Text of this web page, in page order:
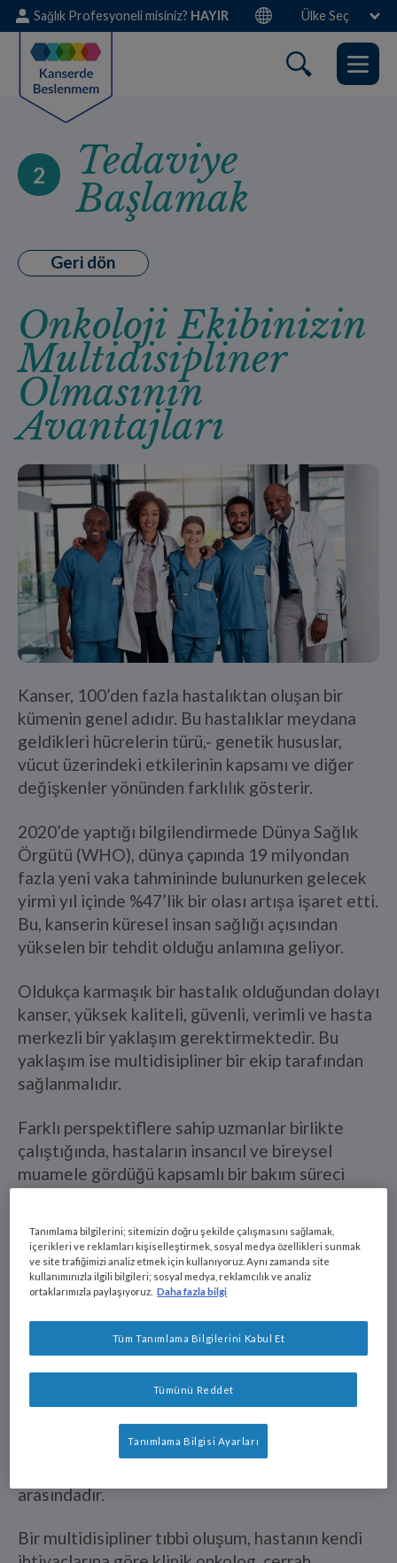
Skip
to
main
content
Ülke Seç
Sağlık Profesyoneli misiniz? HAYIR
2 Tedaviye
Başlamak
Geri dön
Onkoloji Ekibinizin
Multidisipliner
Olmasının
Avantajları
Kanser, 100’den fazla hastalıktan oluşan bir
kümenin genel adıdır. Bu hastalıklar meydana
geldikleri hücrelerin türü,- genetik hususlar,
vücut üzerindeki etkilerinin kapsamı ve diğer
değişkenler yönünden farklılık gösterir.
2020’de yaptığı bilgilendirmede Dünya Sağlık
Örgütü (WHO), dünya çapında 19 milyondan
fazla yeni vaka tahmininde bulunurken gelecek
yirmi yıl içinde %47’lik bir olası artışa işaret etti.
Bu, kanserin küresel insan sağlığı açısından
yükselen bir tehdit olduğu anlamına geliyor.
Oldukça karmaşık bir hastalık olduğundan dolayı
kanser, yüksek kaliteli, güvenli, verimli ve hasta
merkezli bir yaklaşım gerektirmektedir. Bu
yaklaşım ise multidisipliner bir ekip tarafından
sağlanmalıdır.
Farklı perspektiflere sahip uzmanlar birlikte
çalıştığında, hastaların insancıl ve bireysel
muamele gördüğü kapsamlı bir bakım süreci
hastaların biyolojik, psikolojik ve sosyal
şartlarını da göz önünde bulundurması gerekir.
multidisipliner bir ekibin olmasının tedaviye
uyumu, semptom kontrolünü ve kanserin
önlenmesini iyileştirdiğini göstermiştir. Buna ek
olarak, farklı bakım perspektiflerinin bir araya
gelmesinin muayene ve karmaşık tedavi
süreçlerini kısalttığı, böylelikle hastaların hayat
arasındadır.
Bir multidisipliner tıbbi oluşum, hastanın kendi
Tanımlama bilgilerini; sitemizin doğru şekilde çalışmasını sağlamak,
içerikleri ve reklamları kişiselleştirmek, sosyal medya özellikleri sunmak
ve site trafiğimizi analiz etmek için kullanıyoruz. Aynı zamanda site
kullanımınızla ilgili bilgileri; sosyal medya, reklamcılık ve analiz
ortaklarımızla paylaşıyoruz. Daha fazla bilgi
Tümünü Reddet
Tüm Tanımlama Bilgilerini Kabul Et
Tanımlama Bilgisi Ayarları